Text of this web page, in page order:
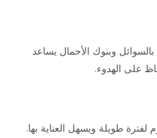
وبنوك الأحمال يساعد
على الهدوء.
طويلة ويسهل العناية بها.